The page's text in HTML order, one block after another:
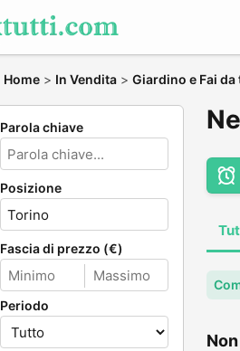
Home > In Vendita > Giardino e Fai da
Parola chiave
Posizione
Fascia di prezzo (€)
Periodo